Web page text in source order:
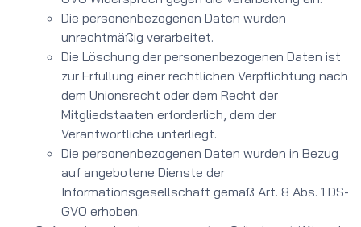
Die personenbezogenen Daten wurden
unrechtmäßig verarbeitet.
Die Löschung der personenbezogenen Daten ist
zur Erfüllung einer rechtlichen Verpflichtung nach
dem Unionsrecht oder dem Recht der
Mitgliedstaaten erforderlich, dem der
Verantwortliche unterliegt.
Die personenbezogenen Daten wurden in Bezug
auf angebotene Dienste der
Informationsgesellschaft gemäß Art. 8 Abs. 1 DS-
GVO erhoben.